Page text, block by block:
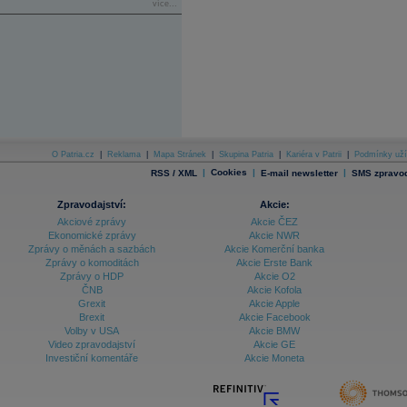
více...
O Patria.cz Reklama Mapa Stránek Skupina Patria Kariéra v Patrii Podmínky
RSS / XML | Cookies | E-mail newsletter | SMS
Zpravodajství:
Akciové zprávy
Ekonomické zprávy
Zprávy o měnách a sazbách
Zprávy o komoditách
Zprávy o HDP
ČNB
Grexit
Brexit
Volby v USA
Video zpravodajství
Investiční komentáře
Akcie:
Akcie ČEZ
Akcie NWR
Akcie Komerční banka
Akcie Erste Bank
Akcie O2
Akcie Kofola
Akcie Apple
Akcie Facebook
Akcie BMW
Akcie GE
Akcie Moneta